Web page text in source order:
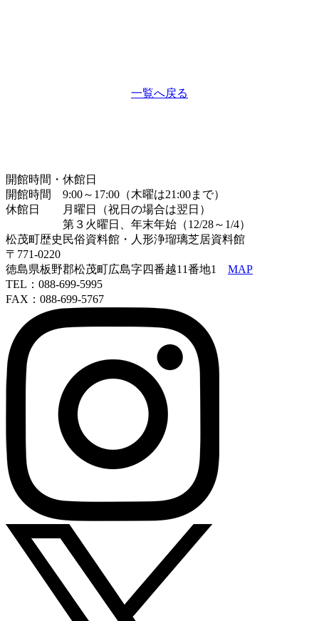
一覧へ戻る
開館時間・休館日
開館時間 9:00～17:00（木曜は21:00まで）
休館日 月曜日（祝日の場合は翌日）
第３火曜日、年末年始（12/28～1/4）
松茂町歴史民俗資料館・人形浄瑠璃芝居資料館
〒771-0220
徳島県板野郡松茂町広島字四番越11番地1 MAP
TEL：088-699-5995
FAX：088-699-5767